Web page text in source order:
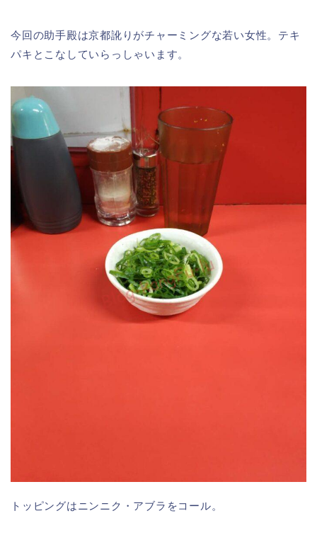
今回の助手殿は京都訛りがチャーミングな若い女性。テキ
パキとこなしていらっしゃいます。
トッピングはニンニク・アブラをコール。